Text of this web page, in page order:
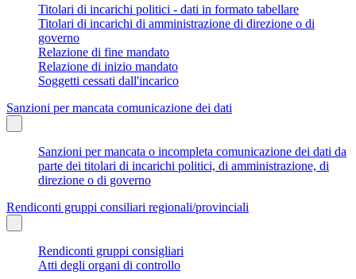
Titolari di incarichi politici - dati in formato tabellare
Titolari di incarichi di amministrazione di direzione o di
governo
Relazione di fine mandato
Relazione di inizio mandato
Soggetti cessati dall'incarico
Sanzioni per mancata comunicazione dei dati
Sanzioni per mancata o incompleta comunicazione dei dati da
parte dei titolari di incarichi politici, di amministrazione, di
direzione o di governo
Rendiconti gruppi consiliari regionali/provinciali
Rendiconti gruppi consigliari
Atti degli organi di controllo